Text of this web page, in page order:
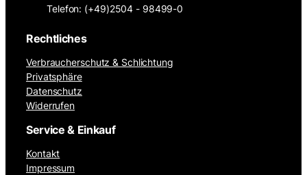
Telefon: (+49)2504 - 98499-0
Rechtliches
Verbraucherschutz & Schlichtung
Privatsphäre
Datenschutz
Widerrufen
Service & Einkauf
Kontakt
Impressum